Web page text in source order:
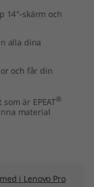
14″-skärm och
alla dina
och får din
är EPEAT®
material
i Lenovo Pro